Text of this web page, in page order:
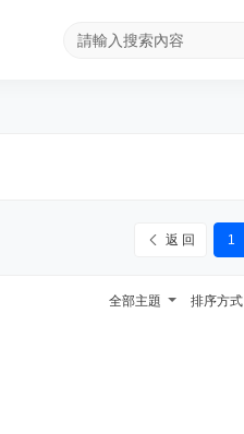
1
返 回
排序方式
全部主題